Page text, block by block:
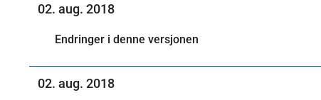
02. aug. 2018
Endringer i denne versjonen
02. aug. 2018